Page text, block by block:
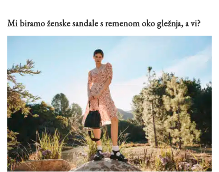
Mi biramo ženske sandale s remenom oko gležnja, a vi?